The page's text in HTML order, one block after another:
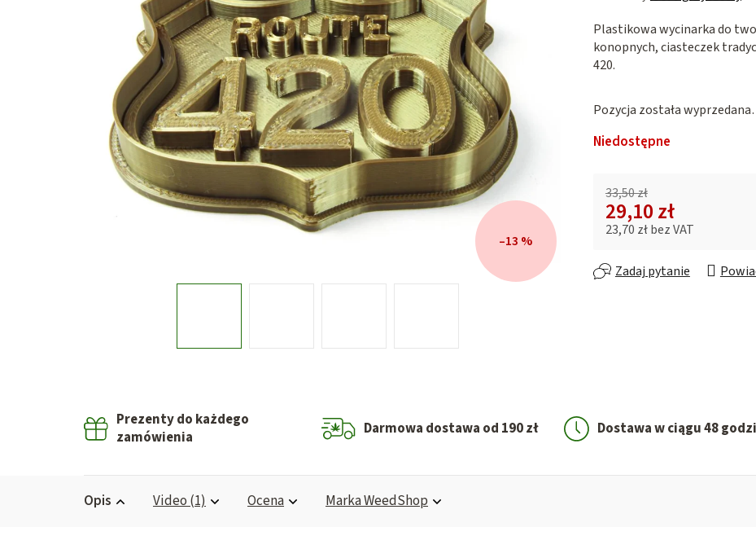
produktu
wynosi
0,0
5
gwiazdek.
Plastikowa wycinarka do
konopnych, ciasteczek
420.
Pozycja została
Niedostępne
33,50 zł
29,10 zł
23,70 zł bez VAT
Zadaj pytanie
–13 %
Prezenty do każdego
zamówienia
Darmowa dostawa od 190 zł Dostawa w ciągu 48
Opis Video (1) Ocena MarkaWeedShop